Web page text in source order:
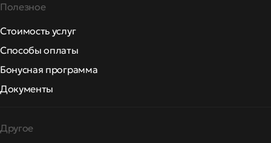
Полезное
Стоимость услуг
Способы оплаты
Бонусная программа
Документы
Другое